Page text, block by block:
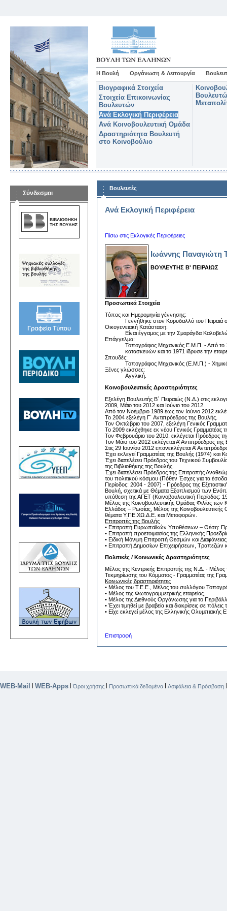
Η Βουλή Οργάνωση & Λειτουργία
Βιογραφικά Στοιχεία
Στοιχεία Επικοινωνίας
Βουλευτών
Ανά Εκλογική Περιφέρεια
Ανά Κοινοβουλευτική Ομάδα
Δραστηριότητα Βουλευτή
στο Κοινοβούλιο
Σύνδεσμοι
Βουλευτές
Ανά Εκλογική Περιφέρεια
Πίσω στις Εκλογικές Περιφέρειες
Ιωάννης Παναγιώτη
ΒΟΥΛΕΥΤΗΣ Β' ΠΕΙΡΑΙΩΣ
Προσωπικά Στοιχεία
Τόπος και Ημερομηνία γέννησης:
Γεννήθηκε στον Κορυδαλλό του Πειραιά
Οικογενειακή Κατάσταση:
Είναι έγγαμος με την Σμαράγδα
Επάγγελμα:
Τοπογράφος Μηχανικός Ε.Μ.Π. - Από το
κατασκευών και το 1971 ίδρυσε την
Σπουδές:
Τοπογράφος Μηχανικός (Ε.Μ.Π.) -
Ξένες γλώσσες:
Αγγλική.
Κοινοβουλευτικές Δραστηριότητες
Εξελέγη Βουλευτής Β΄ Πειραιώς (Ν.Δ.) στις
2009, Μάιο του 2012 και Ιούνιο του 2012.
Από τον Νοέμβριο 1989 έως τον Ιούνιο 2012
Το 2004 εξελέγη Γ΄ Αντιπρόεδρος της Βουλής.
Τον Οκτώβριο του 2007, εξελέγη Γενικός
Το 2009 εκλέχθηκε εκ νέου Γενικός Γραμματέας
Τον Φεβρουάριο του 2010, εκλέγεται Πρόεδρος
Τον Μάιο του 2012 εκλέγεται Α’ Αντιπρόεδρος
Στις 29 Ιουνίου 2012 επανεκλέγεται Α’
Έχει εκλεγεί Γραμματέας της Βουλής (1974) και
Έχει διατελέσει Πρόεδρος του Τεχνικού
της Βιβλιοθήκης της Βουλής.
Έχει διατελέσει Πρόεδρος της Επιτροπής
του πολιτικού κόσμου (Πόθεν Έσχες για τα
Περίοδος: 2004 - 2007) - Πρόεδρος της
Βουλή, σχετικά με Θέματα Εξοπλισμού των
υπόθεση της ΑΓΕΤ (Κοινοβουλευτική Περίοδος:
Μέλος της Κοινοβουλευτικής Ομάδας Φιλίας
Ελλάδος – Ρωσίας, Μέλος της Κοινοβουλευτικής
θέματα Υ.ΠΕ.ΧΩ.Δ.Ε. και Μεταφορών.
Επιτροπές της Βουλής
• Επιτροπή Ευρωπαϊκών Υποθέσεων – Θέση:
• Επιτροπή προετοιμασίας της Ελληνικής
• Ειδική Μόνιμη Επιτροπή Θεσμών και
• Επιτροπή Δημοσίων Επιχειρήσεων,
Πολιτικές / Κοινωνικές Δραστηριότητες
Μέλος της Κεντρικής Επιτροπής της Ν.Δ. -
Τεκμηρίωσης του Κόμματος - Γραμματέας της
Κοινωνικές δραστηριότητες
• Μέλος του Τ.Ε.Ε., Μέλος του συλλόγου
• Μέλος της Φωτογραμμετρικής εταιρείας.
• Μέλος της Διεθνούς Οργάνωσης για το
• Έχει τιμηθεί με βραβεία και διακρίσεις σε
• Είχε εκλεγεί μέλος της Ελληνικής Ολυμπιακής
Επιστροφή
WEB-Mail | WEB-Apps |Όροι χρήσης | Προσωπικά δεδομένα | Ασφάλεια & Πρόσβαση